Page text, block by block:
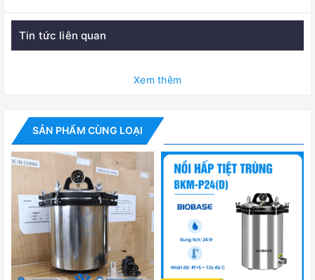
Áp suất làm việc
Áp suất tối đa
Nguồn điện
Kích thước vận chuyển（mm）
Khối lượng G.W/N.W
Cung cấp bao gồm:
Tin tức liên quan
Xem thêm
SẢN PHẨM CÙNG LOẠI